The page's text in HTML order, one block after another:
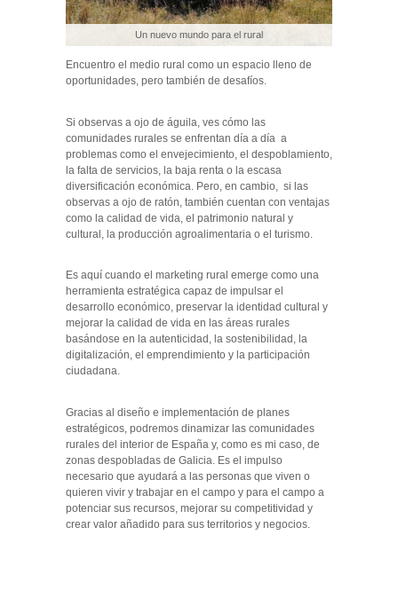
Un nuevo mundo para el rural
Encuentro el medio rural como un espacio lleno de
oportunidades, pero también de desafíos.
Si observas a ojo de águila, ves cómo las
comunidades rurales se enfrentan día a día a
problemas como el envejecimiento, el despoblamiento,
la falta de servicios, la baja renta o la escasa
diversificación económica. Pero, en cambio, si las
observas a ojo de ratón, también cuentan con ventajas
como la calidad de vida, el patrimonio natural y
cultural, la producción agroalimentaria o el turismo.
Es aquí cuando el marketing rural emerge como una
herramienta estratégica capaz de impulsar el
desarrollo económico, preservar la identidad cultural y
mejorar la calidad de vida en las áreas rurales
basándose en la autenticidad, la sostenibilidad, la
digitalización, el emprendimiento y la participación
ciudadana.
Gracias al diseño e implementación de planes
estratégicos, podremos dinamizar las comunidades
rurales del interior de España y, como es mi caso, de
zonas despobladas de Galicia. Es el impulso
necesario que ayudará a las personas que viven o
quieren vivir y trabajar en el campo y para el campo a
potenciar sus recursos, mejorar su competitividad y
crear valor añadido para sus territorios y negocios.